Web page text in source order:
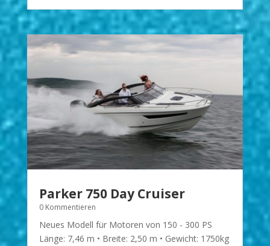
Parker 750 Day Cruiser
0 Kommentieren
Neues Modell für Motoren von 150 - 300 PS
Länge: 7,46 m • Breite: 2,50 m • Gewicht: 1750kg